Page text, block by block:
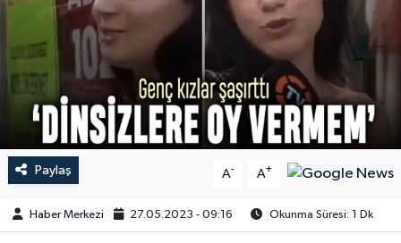
Paylaş A- A+
Haber Merkezi 27.05.2023 - 09:16 Okunma Süresi: 1 Dk